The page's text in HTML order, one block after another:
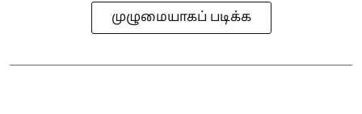
முழுமையாகப் படிக்க